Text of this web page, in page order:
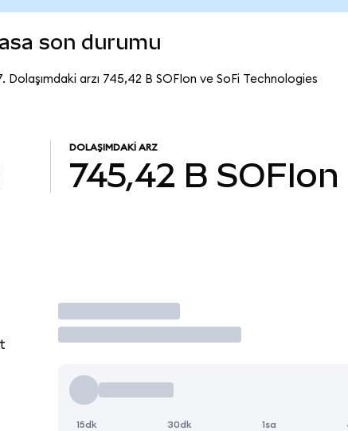
son durumu
arzı 745,42 B SOFIon ve SoFi Technologies
DOLAŞIMDAKI ARZ
745,42 B SOFIon
İşlem Yap
15dk 30dk 1sa